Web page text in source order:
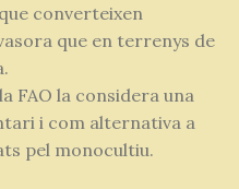
converteixen
que en terrenys de
FAO la considera una
i com alternativa a
pel monocultiu.